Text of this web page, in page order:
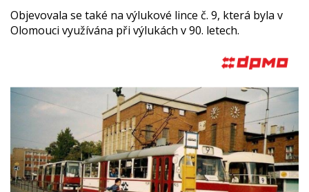
Objevovala se také na výlukové lince č. 9, která byla v
Olomouci využívána při výlukách v 90. letech.